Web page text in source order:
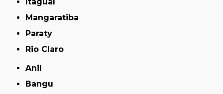
Mangaratiba
Paraty
Rio Claro
Anil
Bangu